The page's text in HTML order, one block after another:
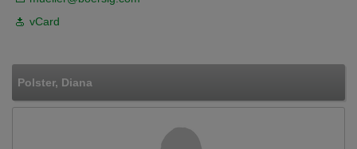
vCard
Polster, Diana